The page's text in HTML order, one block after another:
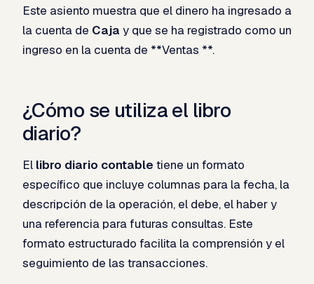
Este asiento muestra que el dinero ha ingresado a
la cuenta de Caja y que se ha registrado como un
ingreso en la cuenta de **Ventas **.
¿Cómo se utiliza el libro
diario?
El libro diario contable tiene un formato
específico que incluye columnas para la fecha, la
descripción de la operación, el debe, el haber y
una referencia para futuras consultas. Este
formato estructurado facilita la comprensión y el
seguimiento de las transacciones.